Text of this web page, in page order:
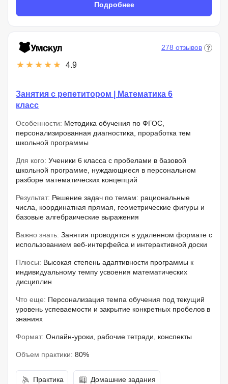
Подробнее
4.9
278 отзывов
Занятия с репетитором | Математика 6
класс
Особенности: Методика обучения по ФГОС,
персонализированная диагностика, проработка тем
школьной программы
Для кого: Ученики 6 класса с пробелами в базовой
школьной программе, нуждающиеся в персональном
разборе математических концепций
Результат: Решение задач по темам: рациональные
числа, координатная прямая, геометрические фигуры и
базовые алгебраические выражения
Важно знать: Занятия проводятся в удаленном формате с
использованием веб-интерфейса и интерактивной доски
Плюсы: Высокая степень адаптивности программы к
индивидуальному темпу усвоения математических
дисциплин
Что еще: Персонализация темпа обучения под текущий
уровень успеваемости и закрытие конкретных пробелов в
знаниях
Формат: Онлайн-уроки, рабочие тетради, конспекты
Объем практики: 80%
Практика Домашние задания